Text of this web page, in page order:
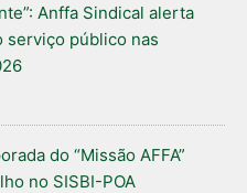
Anffa Sindical alerta
serviço público nas
do “Missão AFFA”
no SISBI-POA